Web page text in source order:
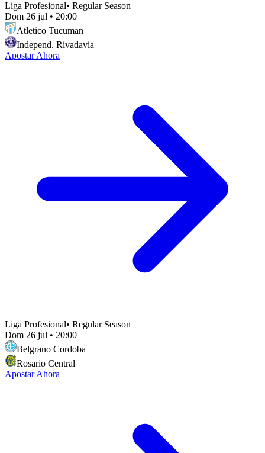
Liga Profesional• Regular Season
Dom 26 jul • 20:00
Atletico Tucuman
Independ. Rivadavia
Apostar Ahora
Liga Profesional• Regular Season
Dom 26 jul • 20:00
Belgrano Cordoba
Rosario Central
Apostar Ahora